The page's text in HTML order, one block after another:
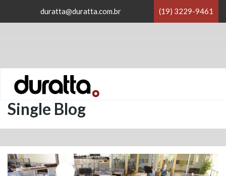
duratta@duratta.com.br (19) 3229-9461
Home /Blog /
Single Blog
×